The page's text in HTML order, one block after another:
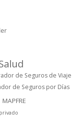
de Seguros de Viaje
de Seguros por Días
MAPFRE